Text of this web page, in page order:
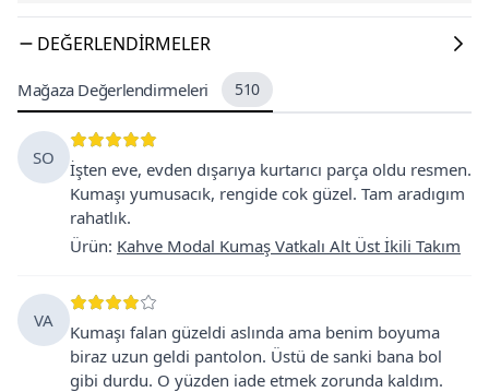
DEĞERLENDIRMELER
Mağaza Değerlendirmeleri 510
SO
İşten eve, evden dışarıya kurtarıcı parça oldu resmen.
Kumaşı yumusacık, rengide cok güzel. Tam aradıgım
rahatlık.
Ürün: Kahve Modal Kumaş Vatkalı Alt Üst İkili Takım
VA
Kumaşı falan güzeldi aslında ama benim boyuma
biraz uzun geldi pantolon. Üstü de sanki bana bol
gibi durdu. O yüzden iade etmek zorunda kaldım.